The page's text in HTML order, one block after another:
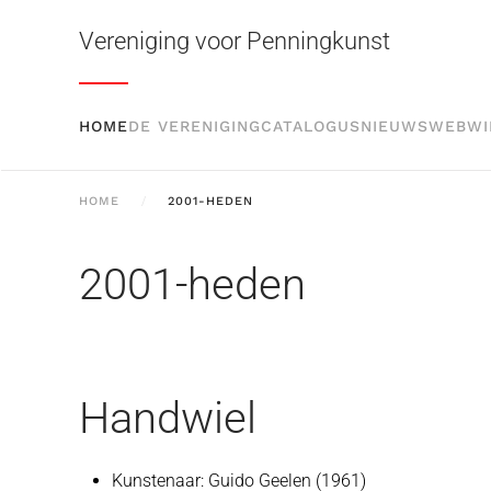
Skip to main content
Vereniging voor Penningkunst
HOMEDE VERENIGINGCATALOGUSNIEUWS
HOME 2001-HEDEN
2001-heden
Handwiel
Kunstenaar: Guido Geelen (1961)